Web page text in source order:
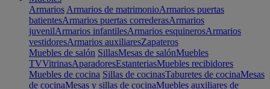
Armarios Armarios de matrimonioArmarios puertas
batientesArmarios puertas correderasArmarios
juvenilArmarios infantilesArmarios esquinerosArmarios
vestidoresArmarios auxiliaresZapateros
Muebles de salón SillasMesas de salónMuebles
TVVitrinasAparadoresEstanteriasMuebles recibidores
Muebles de cocina Sillas de cocinasTaburetes de cocinaMesas
de cocinaMesas y sillas de cocinaMuebles auxiliares de